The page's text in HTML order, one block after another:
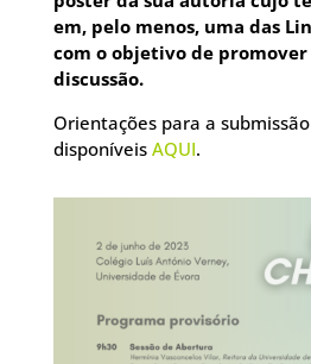
em, pelo menos, uma das
com o objetivo de
discussão.
Orientações para a
disponíveis AQUI.